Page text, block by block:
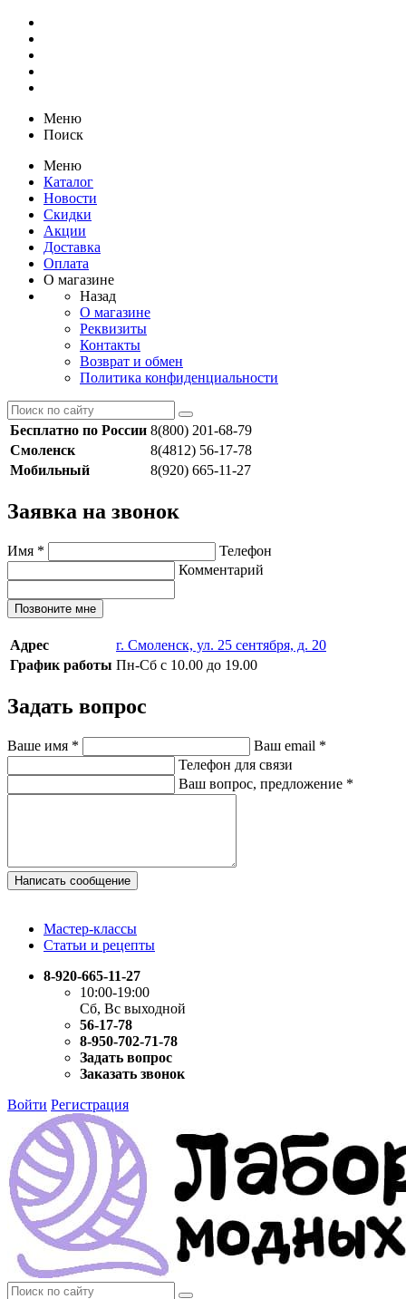
Меню
Поиск
Меню
Каталог
Новости
Скидки
Акции
Доставка
Оплата
О магазине
Назад
О магазине
Реквизиты
Контакты
Возврат и обмен
Политика конфиденциальности
Бесплатно по России 8(800) 201-68-79
Смоленск
8(4812) 56-17-78
Мобильный
8(920) 665-11-27
Заявка на звонок
Имя *
Телефон
Комментарий
Позвоните мне
Адрес
г. Смоленск, ул. 25 сентября, д. 20
График работы Пн-Сб с 10.00 до 19.00
Задать вопрос
Ваше имя * Ваш email *
Телефон для связи
Ваш вопрос, предложение *
Написать сообщение
Мастер-классы
Статьи и рецепты
8-920-665-11-27
10:00-19:00
Сб, Вс выходной
56-17-78
8-950-702-71-78
Задать вопрос
Заказать звонок
Войти Регистрация